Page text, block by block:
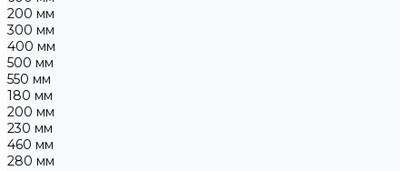
200 мм
300 мм
400 мм
500 мм
550 мм
180 мм
200 мм
230 мм
460 мм
280 мм